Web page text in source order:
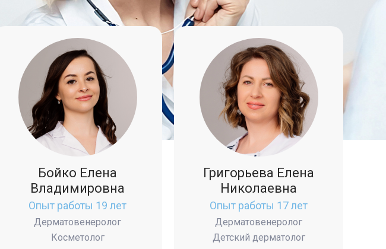
Бойко Елена
Владимировна
Опыт работы 19 лет
Дерматовенеролог
Косметолог
Григорьева Елена
Николаевна
Опыт работы 17 лет
Дерматовенеролог
Детский дерматолог